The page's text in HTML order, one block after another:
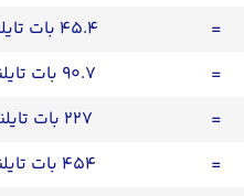
=
۴۵.۴ بات تایلند
=
۹۰.۷ بات تایلند
=
۲۲۷ بات تایلند
=
۴۵۴ بات تایلند